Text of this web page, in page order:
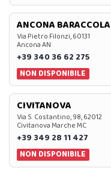
ANCONA BARACCOLA
Via Pietro Filonzi, 60131
Ancona AN
+39 340 36 62 275
NON DISPONIBILE
CIVITANOVA
Via S. Costantino, 98, 62012
Civitanova Marche MC
+39 349 28 11 427
NON DISPONIBILE